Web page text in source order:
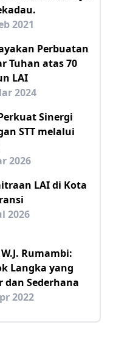
2021
Perbuatan
Tuhan atas 70
LAI
2024
Sinergi
STT melalui
2026
LAI di Kota
2026
Rumambi:
Langka yang
dan Sederhana
2022